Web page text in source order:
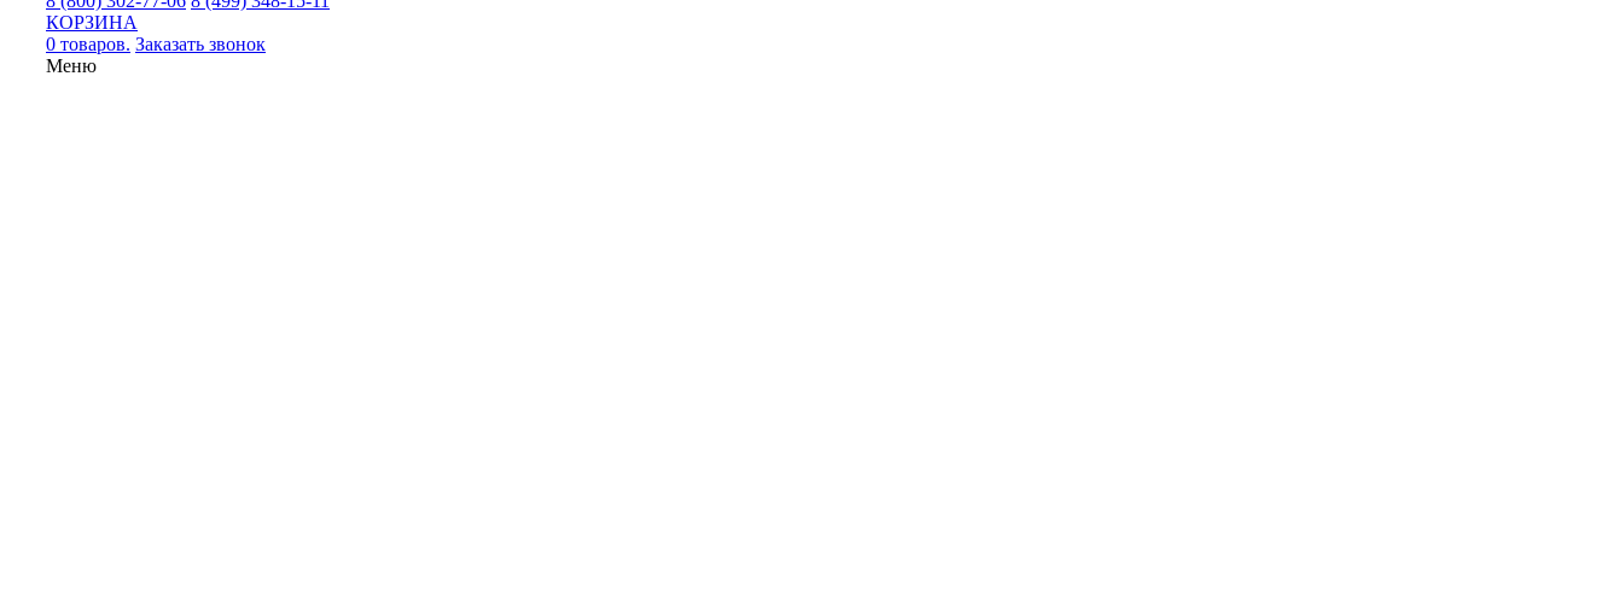
КОРЗИНА
0 товаров. Заказать звонок
Меню